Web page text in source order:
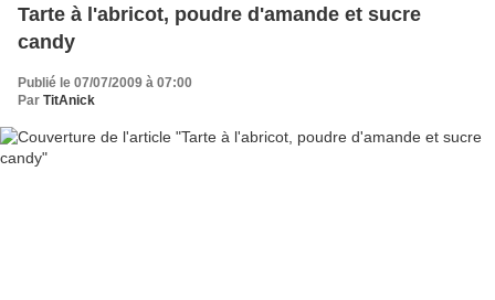
Tarte à l'abricot, poudre d'amande et sucre
candy
Publié le 07/07/2009 à 07:00
Par TitAnick